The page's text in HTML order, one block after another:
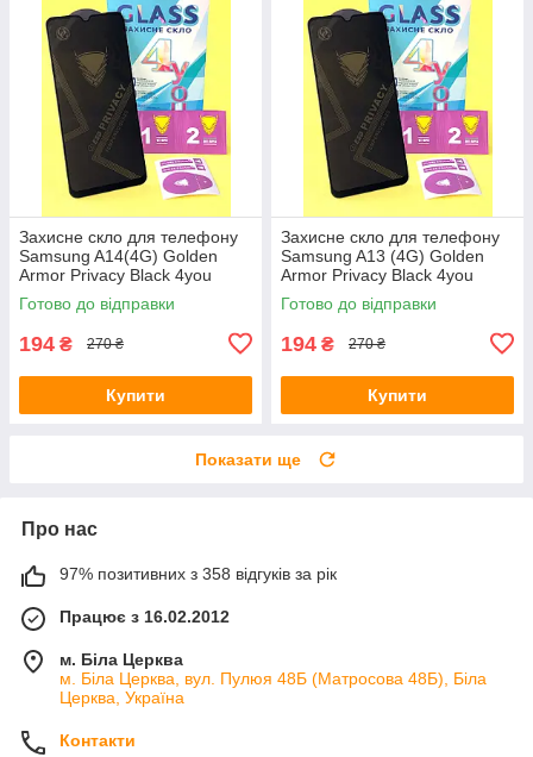
Захисне скло для телефону
Samsung A14(4G) Golden
Armor Privacy Black 4you
Готово до відправки
194 ₴ 270 ₴
Купити
Захисне скло для телефону
Samsung A13 (4G) Golden
Armor Privacy Black 4you
Готово до відправки
194 ₴ 270 ₴
Купити
Показати ще
Про нас
97% позитивних з 358 відгуків за рік
Працює з 16.02.2012
м. Біла Церква
м. Біла Церква, вул. Пулюя 48Б (Матросова 48Б), Біла
Церква, Україна
Контакти